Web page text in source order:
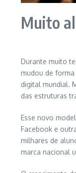
Muito
Durante muito
mudou de
digital mundial.
das estruturas
Esse novo
Facebook e
milhares de
marca nacional